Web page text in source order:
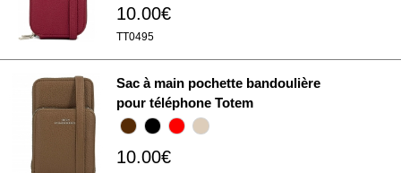
10.00€
TT0495
Sac à main pochette bandoulière
pour téléphone Totem
10.00€